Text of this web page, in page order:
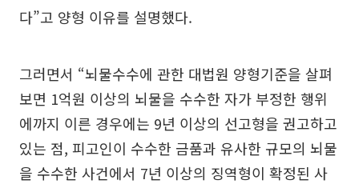
다”고 양형 이유를 설명했다.
그러면서 “뇌물수수에 관한 대법원 양형기준을 살펴
보면 1억원 이상의 뇌물을 수수한 자가 부정한 행위
에까지 이른 경우에는 9년 이상의 선고형을 권고하고
있는 점, 피고인이 수수한 금품과 유사한 규모의 뇌물
을 수수한 사건에서 7년 이상의 징역형이 확정된 사